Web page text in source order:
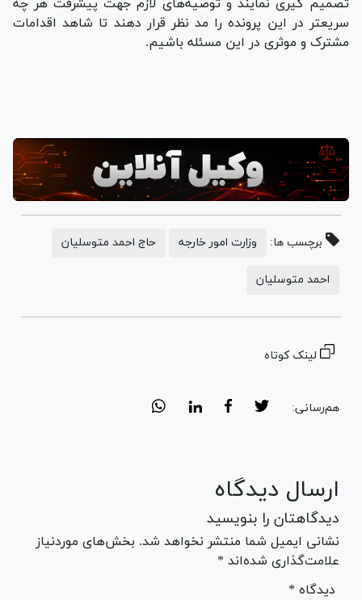
تصمیم گیری نمایند و توصیه‌های لازم جهت پیشرفت هر چه
سریعتر در این پرونده را مد نظر قرار دهند تا شاهد اقدامات
مشترک و موثری در این مسئله باشیم.
برچسب ها: وزارت امور خارجه حاج احمد متوسلیان
احمد متوسلیان
لینک کوتاه
هم‌رسانی:
ارسال دیدگاه
دیدگاهتان را بنویسید
نشانی ایمیل شما منتشر نخواهد شد. بخش‌های موردنیاز
علامت‌گذاری شده‌اند *
* دیدگاه